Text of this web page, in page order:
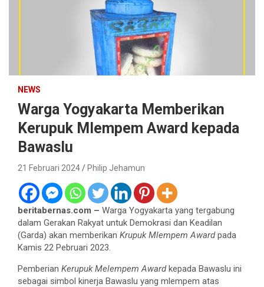
NEWS
Warga Yogyakarta Memberikan
Kerupuk Mlempem Award kepada
Bawaslu
21 Februari 2024 Philip Jehamun
beritabernas.com – Warga Yogyakarta yang tergabung
dalam Gerakan Rakyat untuk Demokrasi dan Keadilan
(Garda) akan memberikan Krupuk Mlempem Awardpada
Kamis 22 Pebruari 2023.
Pemberian Kerupuk Melempem Awardkepada Bawaslu ini
sebagai simbol kinerja Bawaslu yang mlempem atas